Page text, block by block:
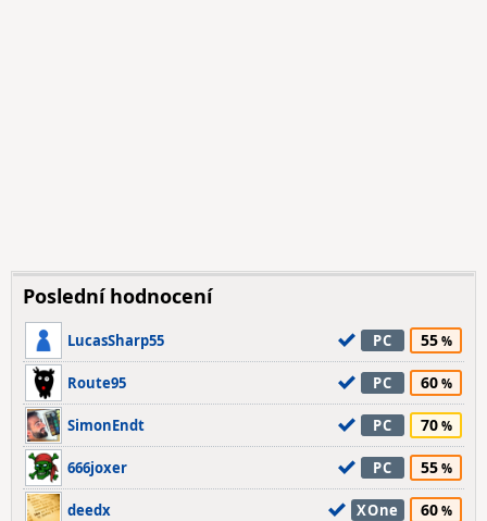
Poslední hodnocení
LucasSharp55 PC 55
Route95 PC 60
SimonEndt PC 70
666joxer PC 55
deedx XOne 60